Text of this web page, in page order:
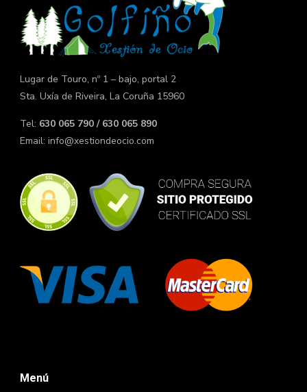
Lugar de Touro, nº 1 – bajo, portal 2
Sta. Uxía de Riveira, La Coruña 15960
Tel: 630 065 790 / 630 065 890
Email: info@xestiondeocio.com
Menú